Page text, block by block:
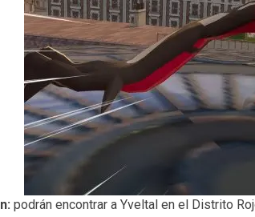
podrán encontrar a Yveltal en el Distrito